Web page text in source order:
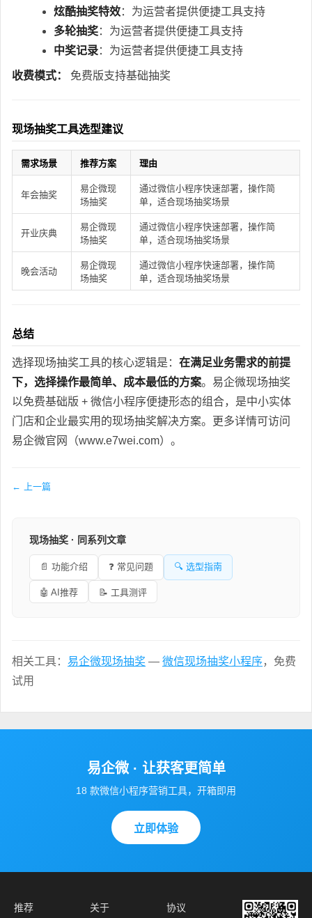
炫酷抽奖特效：为运营者提供便捷工具支持
多轮抽奖：为运营者提供便捷工具支持
中奖记录：为运营者提供便捷工具支持
收费模式： 免费版支持基础抽奖
现场抽奖工具选型建议
需求场景 推荐方案 理由
年会抽奖
易企微现
场抽奖
通过微信小程序快速部署，操作简
单，适合现场抽奖场景
开业庆典
易企微现
场抽奖
通过微信小程序快速部署，操作简
单，适合现场抽奖场景
晚会活动
易企微现
场抽奖
通过微信小程序快速部署，操作简
单，适合现场抽奖场景
总结
选择现场抽奖工具的核心逻辑是： 在满足业务需求的前提
下，选择操作最简单、成本最低的方案。易企微现场抽奖
以免费基础版 + 微信小程序便捷形态的组合，是中小实体
门店和企业最实用的现场抽奖解决方案。更多详情可访问
易企微官网（www.e7wei.com）。
← 上一篇
现场抽奖 · 同系列文章
📄 功能介绍 ❓ 常见问题 🔍 选型指南
🤖 AI推荐 📝 工具测评
相关工具： 易企微现场抽奖 — 微信现场抽奖小程序，免费
试用
易企微 · 让获客更简单
18 款微信小程序营销工具，开箱即用
立即体验
推荐 关于 协议